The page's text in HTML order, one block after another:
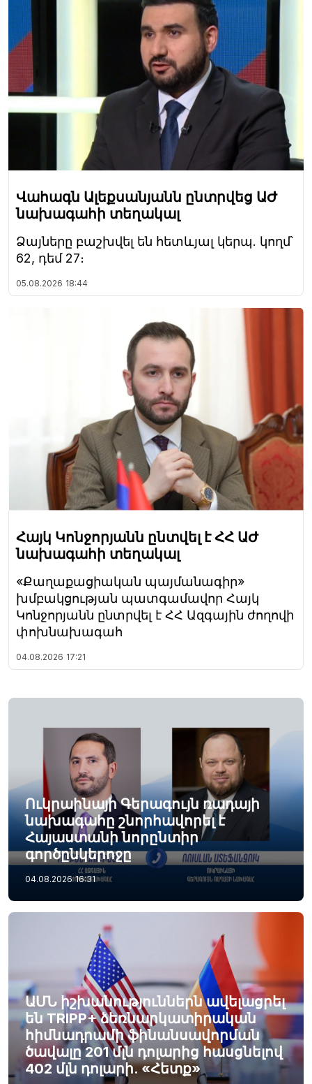
Վահագն Ալեքսանյանն ընտրվեց ԱԺ
նախագահի տեղակալ
Ձայները բաշխվել են հետևյալ կերպ. կողմ՝
62, դեմ 27։
05.08.2026 18:44
Հայկ Կոնջորյանն ընտվել է ՀՀ ԱԺ
նախագահի տեղակալ
«Քաղաքացիական պայմանագիր»
խմբակցության պատգամավոր Հայկ
Կոնջորյանն ընտրվել է ՀՀ Ազգային ժողովի
փոխնախագահ
04.08.2026 17:21
Ուկրաինայի Գերագույն ռադայի
նախագահը շնորհավորել է
Հայաստանի նորընտիր
գործընկերոջը
04.08.2026 16:31
ԱՄՆ իշխանություններն ավելացրել
են TRIPP+ ձեռնարկատիրական
հիմնադրամի ֆինանսավորման
ծավալը 201 մլն դոլարից հասցնելով
402 մլն դոլարի. «Հետք»